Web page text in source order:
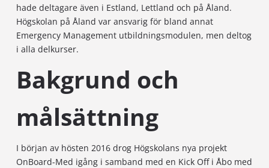
telefon+358 (0)18 537 799
Mer info finns på sidanAnsökan
Vi har skapat en checklista för dig som är ny studerande
vid Högskolan på Åland.
Checklista för nya studerande
hade deltagare även i Estland, Lettland och på Åland.
Högskolan på Åland var ansvarig för bland annat
Emergency Management utbildningsmodulen, men deltog
i alla delkurser.
Bakgrund och
målsättning
I början av hösten 2016 drog Högskolans nya projekt
OnBoard-Med igång i samband med en Kick Off i Åbo med